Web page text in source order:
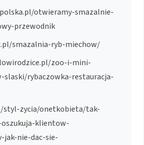
otwieramy-smazalnie-
przewodnik
smazalnia-ryb-miechow/
zoo-i-mini-
slaski/rybaczowka-restauracja-
zycia/onetkobieta/tak-
klientow-
jak-nie-dac-sie-